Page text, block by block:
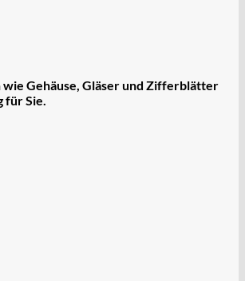
wie Gehäuse, Gläser und Zifferblätter
für Sie.